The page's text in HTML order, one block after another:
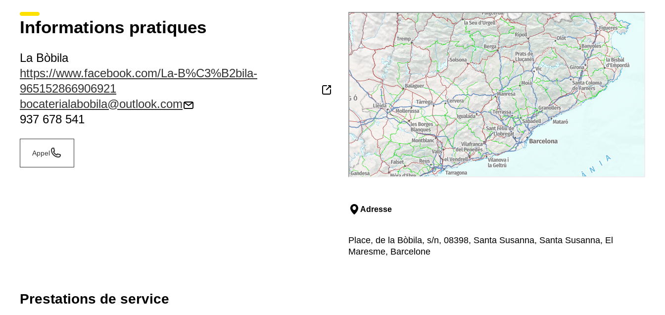
Informations pratiques
La Bòbila
https://www.facebook.com/La-B%C3%B2bila-
965152866906921
bocaterialabobila@outlook.com
937 678 541
Appel
Adresse
Place, de la Bòbila, s/n, 08398, Santa Susanna, Santa Susanna, El
Maresme, Barcelone
Prestations de service